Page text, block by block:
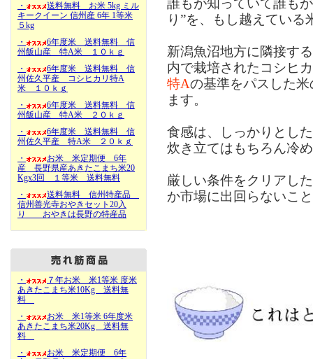
・
送料無料 お米 5kg ミル
キークイーン 信州産 6年 1等米
５kg
・
6年度米 送料無料 信
州飯山産 特A米 １０ｋｇ
・
6年度米 送料無料 信
州佐久平産 コシヒカリ特A
米 １０ｋｇ
・
6年度米 送料無料 信
州飯山産 特A米 ２０ｋｇ
・
6年度米 送料無料 信
州佐久平産 特A米 ２０ｋｇ
・
お米 米定期便 6年
産 長野県産あきたこまち米20
Kgx3回 １等米 送料無料
・
送料無料 信州特産品
信州善光寺おやきセット20入
り おやきは長野の特産品
・
７年お米 米1等米 度米
あきたこまち米10Kg 送料無
料
・
お米 米1等米 6年度米
あきたこまち米20Kg 送料無
料
・
お米 米定期便 6年
誰もが知っていて誰も
り”を、もし越えてい
新潟魚沼地方に隣接す
内で栽培されたコシヒ
特Aの基準をパスした米
ます。
食感は、しっかりとし
炊き立てはもちろん冷
厳しい条件をクリアし
か市場に出回らないこ